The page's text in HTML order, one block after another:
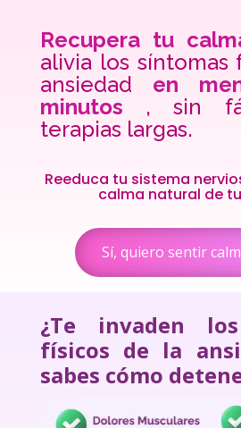
Recupera tu
alivia los síntomas
ansiedad en
minutos , sin
terapias largas.
Reeduca tu sistema
calma natural de
Sí, quiero sentir
¿Te invaden
físicos de la
sabes cómo